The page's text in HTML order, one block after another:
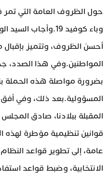
حول الظروف العامة التي تمر
وباء كوفيد
أحسن الظروف، وتتميز
المواطنين.وفي هذا الصدد،
بضرورة مواصلة هذه الحملة
المسؤولية.بعد ذلك، وفي أفق
المقبلة ببلادنا، صادق
قوانين تنظيمية مؤطرة لهذه
عامة، إلى تطوير قواعد النظام
الانتخابية، وضبط قواعد